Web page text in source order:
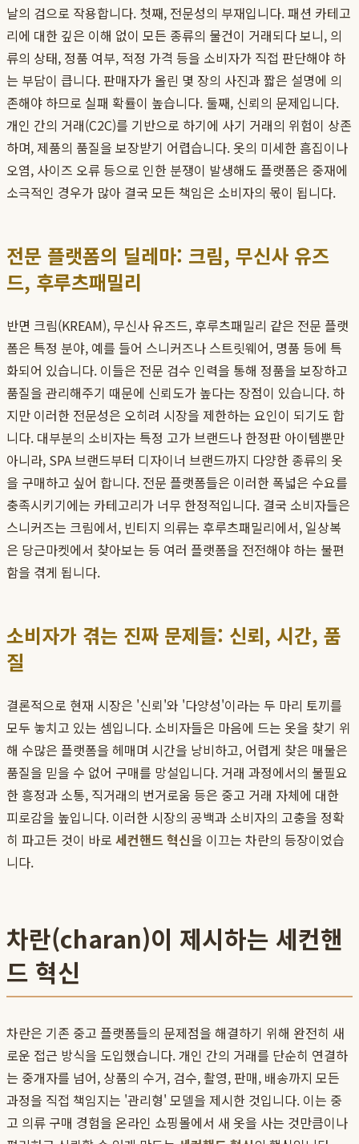
날의 검으로 작용합니다. 첫째, 전문성의 부재입니다. 패션 카테고
리에 대한 깊은 이해 없이 모든 종류의 물건이 거래되다 보니, 의
류의 상태, 정품 여부, 적정 가격 등을 소비자가 직접 판단해야 하
는 부담이 큽니다. 판매자가 올린 몇 장의 사진과 짧은 설명에 의
존해야 하므로 실패 확률이 높습니다. 둘째, 신뢰의 문제입니다.
개인 간의 거래(C2C)를 기반으로 하기에 사기 거래의 위험이 상존
하며, 제품의 품질을 보장받기 어렵습니다. 옷의 미세한 흠집이나
오염, 사이즈 오류 등으로 인한 분쟁이 발생해도 플랫폼은 중재에
소극적인 경우가 많아 결국 모든 책임은 소비자의 몫이 됩니다.
전문 플랫폼의 딜레마: 크림, 무신사 유즈
드, 후루츠패밀리
반면 크림(KREAM), 무신사 유즈드, 후루츠패밀리 같은 전문 플랫
폼은 특정 분야, 예를 들어 스니커즈나 스트릿웨어, 명품 등에 특
화되어 있습니다. 이들은 전문 검수 인력을 통해 정품을 보장하고
품질을 관리해주기 때문에 신뢰도가 높다는 장점이 있습니다. 하
지만 이러한 전문성은 오히려 시장을 제한하는 요인이 되기도 합
니다. 대부분의 소비자는 특정 고가 브랜드나 한정판 아이템뿐만
아니라, SPA 브랜드부터 디자이너 브랜드까지 다양한 종류의 옷
을 구매하고 싶어 합니다. 전문 플랫폼들은 이러한 폭넓은 수요를
충족시키기에는 카테고리가 너무 한정적입니다. 결국 소비자들은
스니커즈는 크림에서, 빈티지 의류는 후루츠패밀리에서, 일상복
은 당근마켓에서 찾아보는 등 여러 플랫폼을 전전해야 하는 불편
함을 겪게 됩니다.
소비자가 겪는 진짜 문제들: 신뢰, 시간, 품
질
결론적으로 현재 시장은 '신뢰'와 '다양성'이라는 두 마리 토끼를
모두 놓치고 있는 셈입니다. 소비자들은 마음에 드는 옷을 찾기 위
해 수많은 플랫폼을 헤매며 시간을 낭비하고, 어렵게 찾은 매물은
품질을 믿을 수 없어 구매를 망설입니다. 거래 과정에서의 불필요
한 흥정과 소통, 직거래의 번거로움 등은 중고 거래 자체에 대한
피로감을 높입니다. 이러한 시장의 공백과 소비자의 고충을 정확
히 파고든 것이 바로 세컨핸드 혁신을 이끄는 차란의 등장이었습
니다.
차란(charan)이 제시하는 세컨핸
드 혁신
차란은 기존 중고 플랫폼들의 문제점을 해결하기 위해 완전히 새
로운 접근 방식을 도입했습니다. 개인 간의 거래를 단순히 연결하
는 중개자를 넘어, 상품의 수거, 검수, 촬영, 판매, 배송까지 모든
과정을 직접 책임지는 '관리형' 모델을 제시한 것입니다. 이는 중
고 의류 구매 경험을 온라인 쇼핑몰에서 새 옷을 사는 것만큼이나